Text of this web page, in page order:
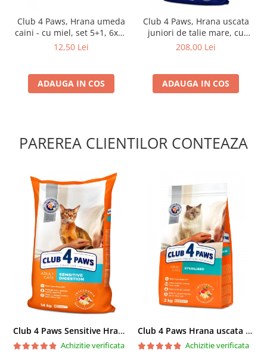
Club 4 Paws, Hrana umeda
caini - cu miel, set 5+1, 6x80
g
12,50 Lei
ADAUGA IN COS
Club 4 Paws, Hrana uscata
juniori de talie mare, cu
pui, 14kg
208,00 Lei
ADAUGA IN COS
PAREREA CLIENTILOR CONTEAZA
Club 4 Paws Sensitive Hrana uscata pisici adulte, 14kg
Achizitie verificata
Club 4 Paws Hrana uscata pisici sterilizate, 2kg
Achizitie verificata